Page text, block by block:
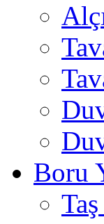
Boru